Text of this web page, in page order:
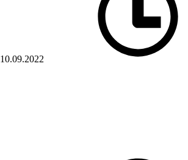
10.09.2022